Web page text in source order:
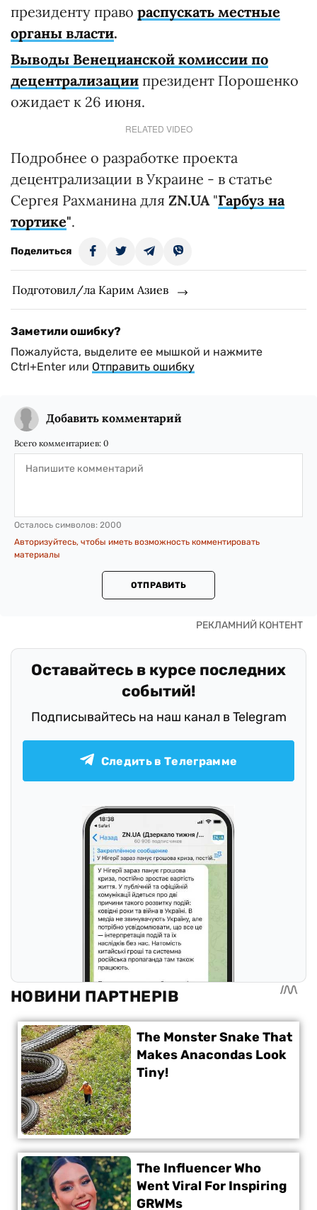
президенту право распускать местные
органы власти.
Выводы Венецианской комиссии по
децентрализации президент Порошенко
ожидает к 26 июня.
RELATED VIDEO
Подробнее о разработке проекта
децентрализации в Украине - в статье
Сергея Рахманина для ZN.UA"Гарбуз на
тортике".
Поделиться
Подготовил/ла Карим Азиев
Заметили ошибку?
Пожалуйста, выделите ее мышкой и нажмите
Ctrl+Enter или Отправить ошибку
Добавить комментарий
Всего комментариев: 0
Осталось символов: 2000
Авторизуйтесь, чтобы иметь возможность комментировать
материалы
ОТПРАВИТЬ
Оставайтесь в курсе последних
событий!
Подписывайтесь на наш канал в Telegram
Следить в Телеграмме